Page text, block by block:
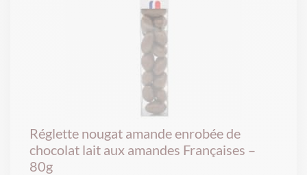
Réglette nougat amande enrobée de
chocolat lait aux amandes Françaises –
80g